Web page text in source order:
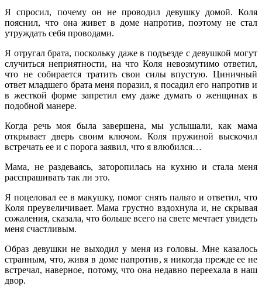
Я спросил, почему он не проводил девушку домой. Коля
пояснил, что она живет в доме напротив, поэтому не стал
утруждать себя проводами.
Я отругал брата, поскольку даже в подъезде с девушкой могут
случиться неприятности, на что Коля невозмутимо ответил,
что не собирается тратить свои силы впустую. Циничный
ответ младшего брата меня поразил, я посадил его напротив и
в жесткой форме запретил ему даже думать о женщинах в
подобной манере.
Когда речь моя была завершена, мы услышали, как мама
открывает дверь своим ключом. Коля пружиной выскочил
встречать ее и с порога заявил, что я влюбился…
Мама, не раздеваясь, заторопилась на кухню и стала меня
расспрашивать так ли это.
Я поцеловал ее в макушку, помог снять пальто и ответил, что
Коля преувеличивает. Мама грустно вздохнула и, не скрывая
сожаления, сказала, что больше всего на свете мечтает увидеть
меня счастливым.
Образ девушки не выходил у меня из головы. Мне казалось
странным, что, живя в доме напротив, я никогда прежде ее не
встречал, наверное, потому, что она недавно переехала в наш
двор.